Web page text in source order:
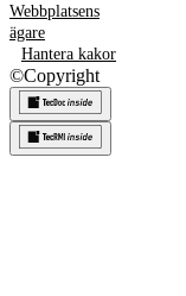
Webbplatsens
ägare
Hantera kakor
©Copyright